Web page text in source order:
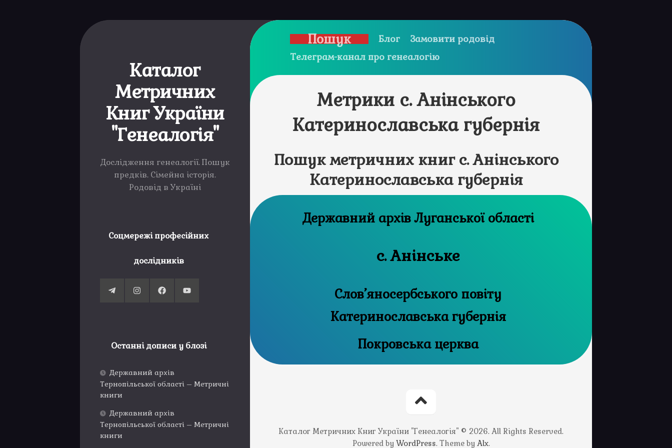
Каталог
Метричних
Книг України
"Генеалогія"
Дослідження генеалогії. Пошук
предків. Сімейна історія.
Родовід в Україні
Соцмережі професійних
дослідників
Останні дописи у блозі
Державний архів
Тернопільської області – Метричні
книги
Державний архів
Тернопільської області – Метричні
книги
Пошук Блог
Замовити родовід
Телеграм-канал про генеалогію
Метрики с. Анінського
Катеринославська губернія
Пошук метричних книг с. Анінського
Катеринославська губернія
Державний архів Луганської області
с. Анінське
Слов’яносербського повіту
Катеринославська губернія
Покровська церква
Каталог Метричних Книг України "Генеалогія" © 2026. All Rights Reserved.
Powered by WordPress. Theme by Alx.